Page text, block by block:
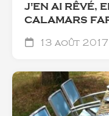
J'EN AI RÊVÉ,
CALAMARS
13 août 2017